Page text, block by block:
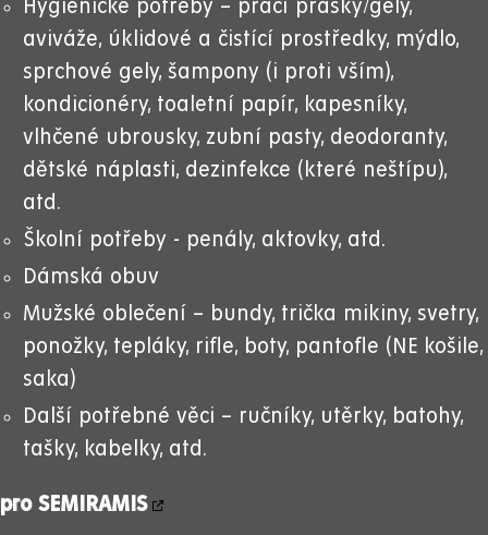
Hygienické potřeby – prací prášky/gely,
aviváže, úklidové a čistící prostředky, mýdlo,
sprchové gely, šampony (i proti vším),
kondicionéry, toaletní papír, kapesníky,
vlhčené ubrousky, zubní pasty, deodoranty,
dětské náplasti, dezinfekce (které neštípu),
atd.
Školní potřeby - penály, aktovky, atd.
Dámská obuv
Mužské oblečení – bundy, trička mikiny, svetry,
ponožky, tepláky, rifle, boty, pantofle (NE košile,
saka)
Další potřebné věci – ručníky, utěrky, batohy,
tašky, kabelky, atd.
pro SEMIRAMIS